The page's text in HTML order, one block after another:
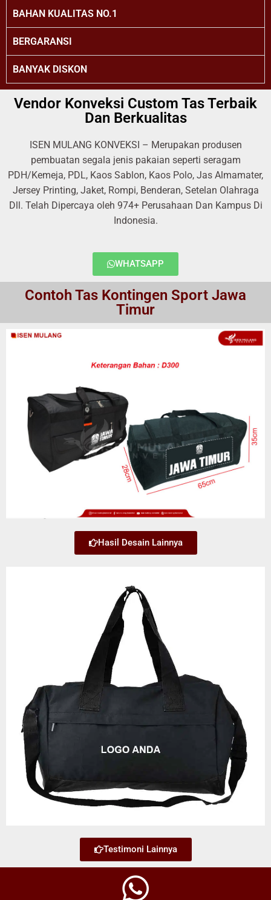
BAHAN KUALITAS NO.1
BERGARANSI
BANYAK DISKON
Vendor Konveksi Custom Tas Terbaik
Dan Berkualitas
ISEN MULANG KONVEKSI – Merupakan produsen
pembuatan segala jenis pakaian seperti seragam
PDH/Kemeja, PDL, Kaos Sablon, Kaos Polo, Jas Almamater,
Jersey Printing, Jaket, Rompi, Benderan, Setelan Olahraga
Dll. Telah Dipercaya oleh 974+ Perusahaan Dan Kampus Di
Indonesia.
WHATSAPP
Contoh Tas Kontingen Sport Jawa
Timur
Hasil Desain Lainnya
Testimoni Lainnya